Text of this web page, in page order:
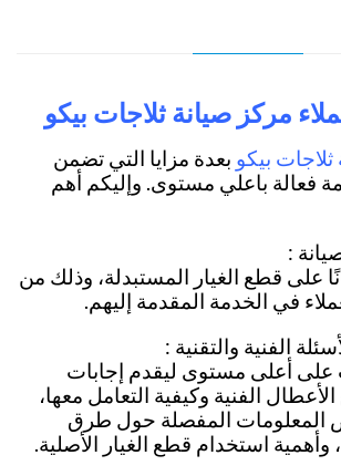
مركز صيانة ثلاجات بيكو
ثلاجات بيكو بعدة مزايا التي تضمن
فعالة باعلي مستوى. وإليكم أهم
على قطع الغيار المستبدلة، وذلك من
في الخدمة المقدمة إليهم.
على أعلى مستوى ليقدم إجابات
الفنية وكيفية التعامل معها،
المعلومات المفصلة حول طرق
وأهمية استخدام قطع الغيار الأصلية.